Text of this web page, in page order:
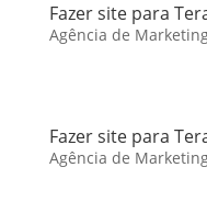
Fazer site para
Agência de
Fazer site para
Agência de